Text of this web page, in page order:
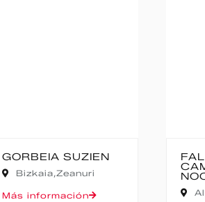
FALDES DEL PUIG
NOCTURNO
Alicante,Finestrat